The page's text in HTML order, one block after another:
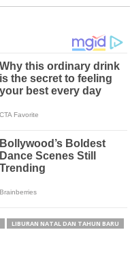
LIBURAN NATAL DAN TAHUN BARU